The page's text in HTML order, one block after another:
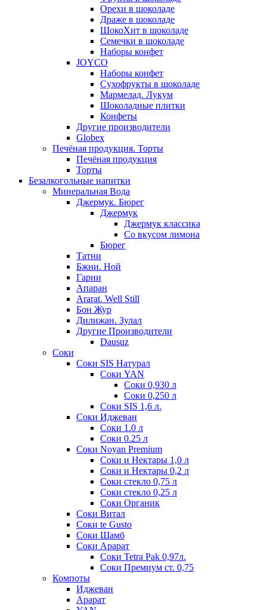
Орехи в шоколаде
Драже в шоколаде
ШокоХит в шоколаде
Семечки в шоколаде
Наборы конфет
JOYCO
Наборы конфет
Сухофрукты в шоколаде
Мармелад. Лукум
Шоколадные плитки
Конфеты
Другие производители
Globex
Печёная продукция. Торты
Печёная продукция
Торты
Безалкогольные напитки
Минеральная Вода
Джермук. Бюрег
Джермук
Джермук классика
Со вкусом лимона
Бюрег
Татни
Бжни. Ной
Гарни
Апаран
Ararat. Well Still
Бон Жур
Дилижан. Зулал
Другие Производители
Dausuz
Соки
Соки SIS Натурал
Соки YAN
Соки 0,930 л
Соки 0,250 л
Соки SIS 1,6 л.
Соки Иджеван
Соки 1.0 л
Соки 0.25 л
Соки Noyan Premium
Соки и Нектары 1,0 л
Соки и Нектары 0,2 л
Соки стекло 0,75 л
Соки стекло 0,25 л
Соки Органик
Соки Витал
Соки te Gusto
Соки Шамб
Соки Арарат
Соки Tetra Pak 0,97л.
Соки Премиум ст. 0,75
Компоты
Иджеван
Арарат